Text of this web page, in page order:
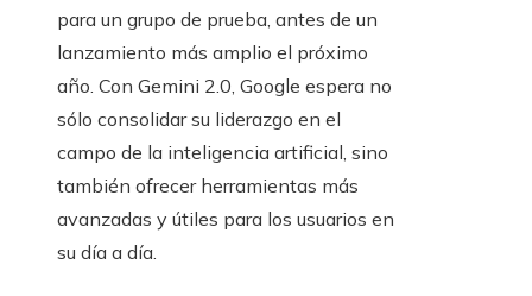
para un grupo de prueba, antes de un
lanzamiento más amplio el próximo
año. Con Gemini 2.0, Google espera no
sólo consolidar su liderazgo en el
campo de la inteligencia artificial, sino
también ofrecer herramientas más
avanzadas y útiles para los usuarios en
su día a día.